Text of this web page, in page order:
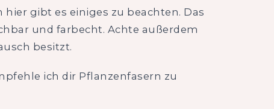
gibt es einiges zu beachten. Das
und farbecht. Achte außerdem
besitzt.
ich dir Pflanzenfasern zu